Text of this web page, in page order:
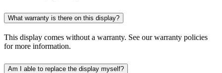
What warranty is there on this display?
This display comes without a warranty. See our warranty policies
for more information.
Am I able to replace the display myself?